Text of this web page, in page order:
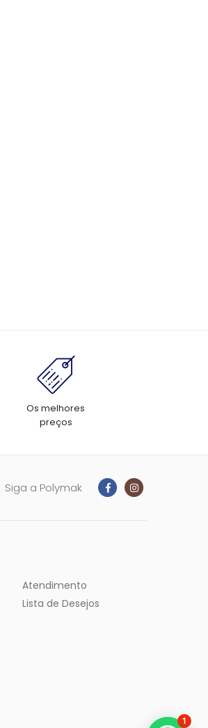
Os melhores
preços
Siga a Polymak
Atendimento
Lista de Desejos
1